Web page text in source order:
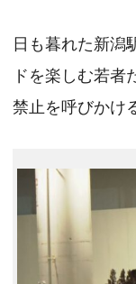
日も暮れた新潟
ドを楽しむ若
禁止を呼びかけ